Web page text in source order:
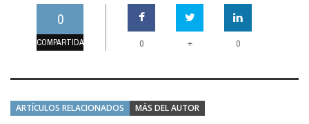
0
COMPARTIDAS 0 + 0
ARTÍCULOS RELACIONADOS MÁS DEL AUTOR